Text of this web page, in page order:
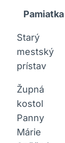
Pamiatka
Starý
mestský
prístav
Župná
kostol
Panny
Márie